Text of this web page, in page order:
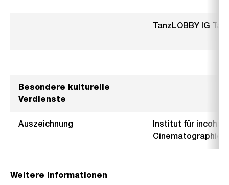
TanzLOBBY IG
Besondere kulturelle
Verdienste
Auszeichnung
Institut für
Cinematographie
Weitere Informationen